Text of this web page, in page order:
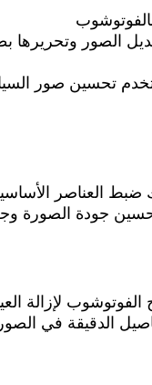
الصور وتحريرها
تحسين صور
ضبط العناصر
جودة الصورة
لإزالة
الدقيقة في